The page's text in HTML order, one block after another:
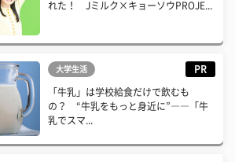
れた！ Jミルク×キョーソウPROJE...
大学生活 PR
「牛乳」は学校給食だけで飲むも
の？ “牛乳をもっと身近に”――「牛
乳でスマ...